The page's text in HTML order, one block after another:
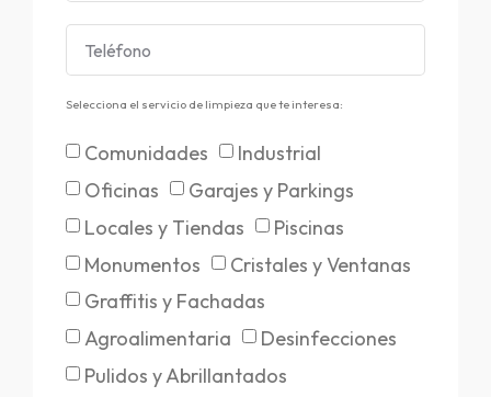
Selecciona el servicio de limpieza que te interesa:
Comunidades
Industrial
Oficinas
Garajes y Parkings
Locales y Tiendas
Piscinas
Monumentos
Cristales y Ventanas
Graffitis y Fachadas
Agroalimentaria
Desinfecciones
Pulidos y Abrillantados